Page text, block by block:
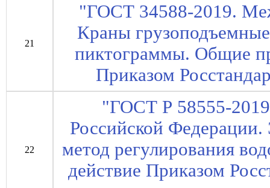
21
"ГОСТ 34588-2019.
Краны
пиктограммы. Общие
Приказом
22
"ГОСТ Р 58555-
Российской
метод регулирования
действие Приказом